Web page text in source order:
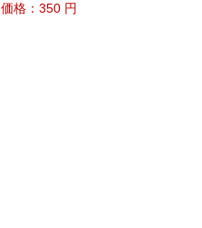
価格：350 円